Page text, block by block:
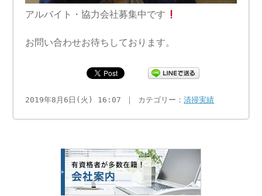
アルバイト・協力会社募集中です
お問い合わせお待ちしております。
2019年8月6日(火) 16:07 ｜ カテゴリー：清掃実績